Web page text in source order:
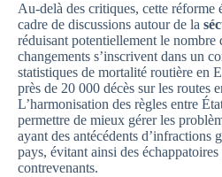
Au-delà des critiques, cette réforme
cadre de discussions autour de la
réduisant potentiellement le nombre
changements s’inscrivent dans un
statistiques de mortalité routière en
près de 20 000 décès sur les routes
L’harmonisation des règles entre
permettre de mieux gérer les
ayant des antécédents d’infractions
pays, évitant ainsi des
contrevenants.